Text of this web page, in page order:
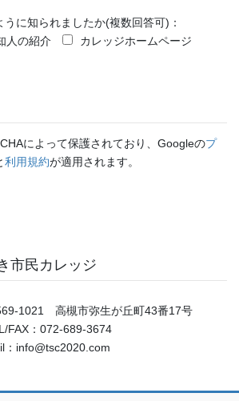
に知られましたか(複数回答可)：
人の紹介
カレッジホームページ
によって保護されており、Googleのプ
利用規約が適用されます。
市民カレッジ
1021 高槻市弥生が丘町43番17号
FAX：072-689-3674
：info@tsc2020.com